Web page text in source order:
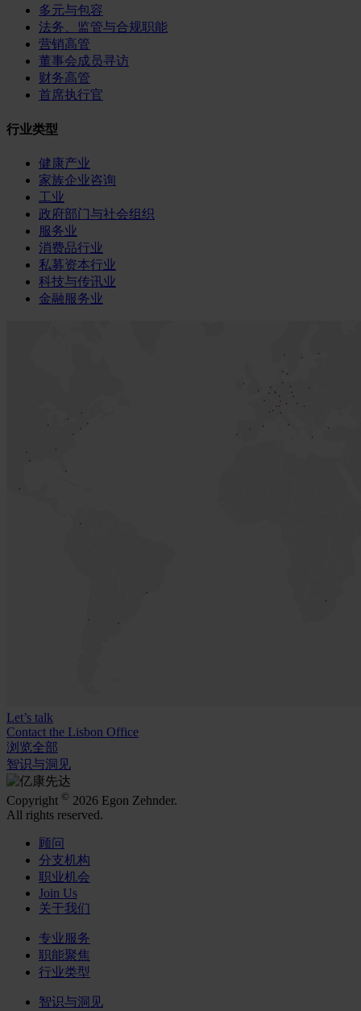
多元与包容
法务、监管与合规职能
营销高管
董事会成员寻访
财务高管
首席执行官
行业类型
健康产业
家族企业咨询
工业
政府部门与社会组织
服务业
消费品行业
私募资本行业
科技与传讯业
金融服务业
Let’s talk
Contact the Lisbon Office
浏览全部
智识与洞见
Copyright © 2026 Egon Zehnder.
All rights reserved.
顾问
分支机构
职业机会
Join Us
关于我们
专业服务
职能聚焦
行业类型
智识与洞见